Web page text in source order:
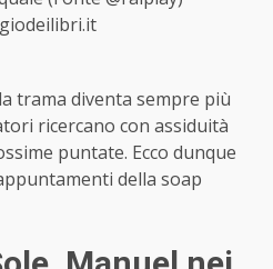
trama diventa sempre più
ricercano con assiduità
puntate. Ecco dunque
della soap